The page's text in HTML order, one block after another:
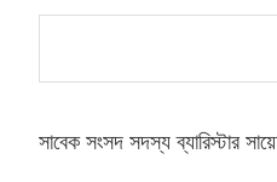
সাবেক সংসদ সদস্য ব্যারিস্টার